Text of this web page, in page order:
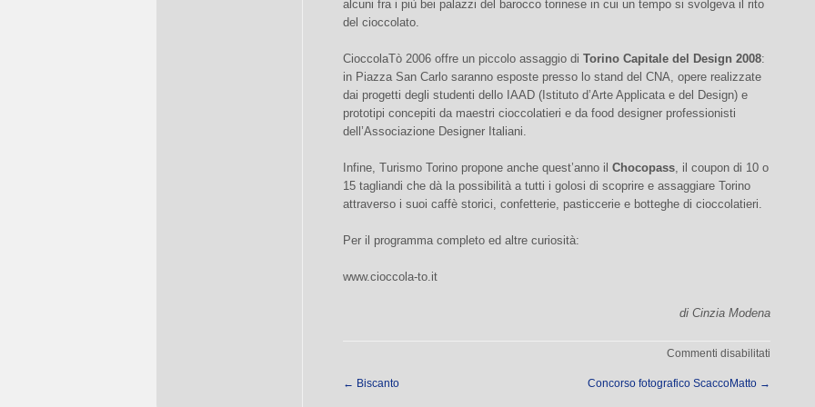
alcuni fra i più bei palazzi del barocco torinese in cui un tempo si svolgeva il rito
del cioccolato.
CioccolaTò 2006 offre un piccolo assaggio di Torino Capitale del Design 2008:
in Piazza San Carlo saranno esposte presso lo stand del CNA, opere realizzate
dai progetti degli studenti dello IAAD (Istituto d’Arte Applicata e del Design) e
prototipi concepiti da maestri cioccolatieri e da food designer professionisti
dell’Associazione Designer Italiani.
Infine, Turismo Torino propone anche quest’anno il Chocopass, il coupon di 10 o
15 tagliandi che dà la possibilità a tutti i golosi di scoprire e assaggiare Torino
attraverso i suoi caffè storici, confetterie, pasticcerie e botteghe di cioccolatieri.
Per il programma completo ed altre curiosità:
www.cioccola-to.it
di Cinzia Modena
Commenti disabilitati
← Biscanto Concorso fotografico ScaccoMatto →